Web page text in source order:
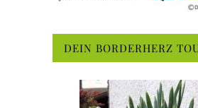
DEIN BORDERHERZ